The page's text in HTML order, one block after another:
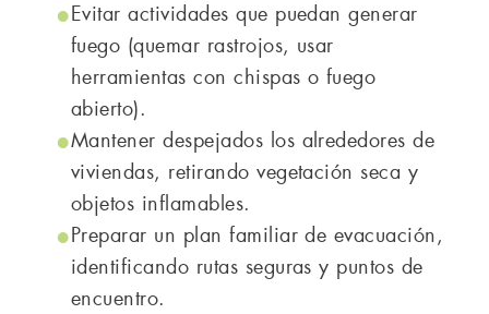
Evitar actividades que puedan generar
fuego (quemar rastrojos, usar
herramientas con chispas o fuego
abierto).
Mantener despejados los alrededores de
viviendas, retirando vegetación seca y
objetos inflamables.
Preparar un plan familiar de evacuación,
identificando rutas seguras y puntos de
encuentro.